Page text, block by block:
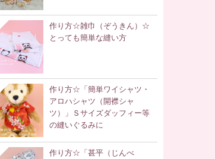
作り方☆雑巾（ぞうきん）☆
とっても簡単な縫い方
作り方☆「簡単ワイシャツ・
アロハシャツ（開襟シャ
ツ）」Ｓサイズダッフィー等
の縫いぐるみに
作り方☆「甚平（じんべ